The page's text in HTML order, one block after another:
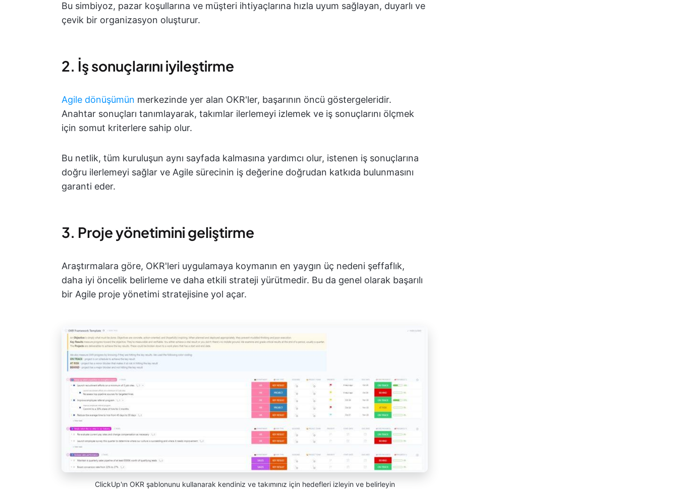
Bu simbiyoz, pazar koşullarına ve müşteri ihtiyaçlarına hızla uyum sağlayan, duyarlı ve
çevik bir organizasyon oluşturur.
2. İş sonuçlarını iyileştirme
Agile dönüşümün merkezinde yer alan OKR'ler, başarının öncü göstergeleridir.
Anahtar sonuçları tanımlayarak, takımlar ilerlemeyi izlemek ve iş sonuçlarını ölçmek
için somut kriterlere sahip olur.
Bu netlik, tüm kuruluşun aynı sayfada kalmasına yardımcı olur, istenen iş sonuçlarına
doğru ilerlemeyi sağlar ve Agile sürecinin iş değerine doğrudan katkıda bulunmasını
garanti eder.
3. Proje yönetimini geliştirme
Araştırmalara göre, OKR'leri uygulamaya koymanın en yaygın üç nedeni şeffaflık,
daha iyi öncelik belirleme ve daha etkili strateji yürütmedir. Bu da genel olarak başarılı
bir Agile proje yönetimi stratejisine yol açar.
ClickUp'ın OKR şablonunu kullanarak kendiniz ve takımınız için hedefleri izleyin ve belirleyin